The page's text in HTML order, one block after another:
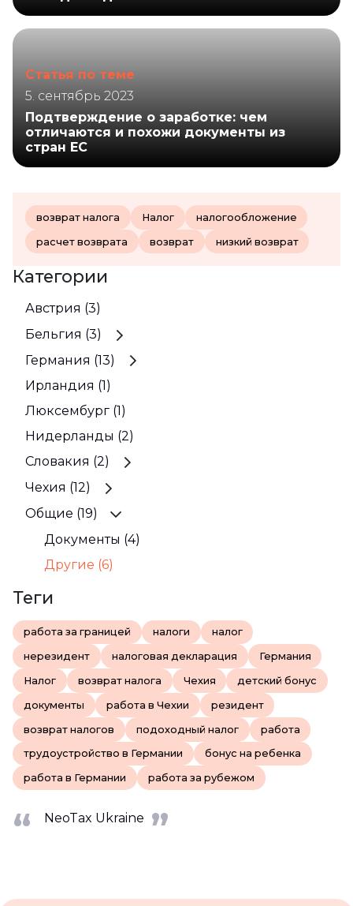
Статья по теме
5. сентябрь 2023
Подтверждение о заработке: чем
отличаются и похожи документы из
стран ЕС
возврат налога Налог налогообложение
расчет возврата возврат низкий возврат
Категории
Австрия (3)
Бельгия (3)
Германия (13)
Ирландия (1)
Люксембург (1)
Нидерланды (2)
Словакия (2)
Чехия (12)
Общие (19)
Документы (4)
Другие (6)
Теги
работа за границей налоги налог
нерезидент налоговая декларация Германия
Налог возврат налога Чехия детский бонус
документы работа в Чехии резидент
возврат налогов подоходный налог работа
трудоустройство в Германии бонус на ребенка
работа в Германии работа за рубежом
NeoTax Ukraine